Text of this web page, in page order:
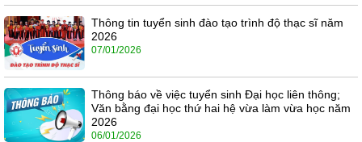
Thông tin tuyển sinh đào tạo trình độ thạc sĩ năm
2026
07/01/2026
Thông báo về việc tuyển sinh Đại học liên thông;
Văn bằng đại học thứ hai hệ vừa làm vừa học năm
2026
06/01/2026